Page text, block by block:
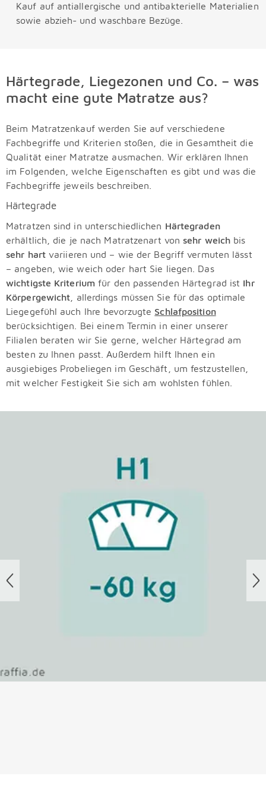
Kauf auf antiallergische und antibakterielle Materialien
sowie abzieh- und waschbare Bezüge.
Härtegrade, Liegezonen und Co. – was
macht eine gute Matratze aus?
Beim Matratzenkauf werden Sie auf verschiedene
Fachbegriffe und Kriterien stoßen, die in Gesamtheit die
Qualität einer Matratze ausmachen. Wir erklären Ihnen
im Folgenden, welche Eigenschaften es gibt und was die
Fachbegriffe jeweils beschreiben.
Härtegrade
Matratzen sind in unterschiedlichen Härtegraden
erhältlich, die je nach Matratzenart vonsehr weich bis
sehr hartvariieren und – wie der Begriff vermuten lässt
– angeben, wie weich oder hart Sie liegen. Das
wichtigste Kriterium für den passenden Härtegrad ist Ihr
Körpergewicht , allerdings müssen Sie für das optimale
Liegegefühl auch Ihre bevorzugte Schlafposition
berücksichtigen. Bei einem Termin in einer unserer
Filialen beraten wir Sie gerne, welcher Härtegrad am
besten zu Ihnen passt. Außerdem hilft Ihnen ein
ausgiebiges Probeliegen im Geschäft, um festzustellen,
mit welcher Festigkeit Sie sich am wohlsten fühlen.